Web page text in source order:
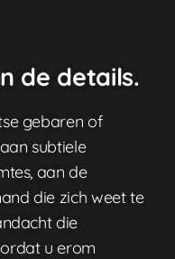
de details.
gebaren of
subtiele
aan de
die zich weet te
die
u erom